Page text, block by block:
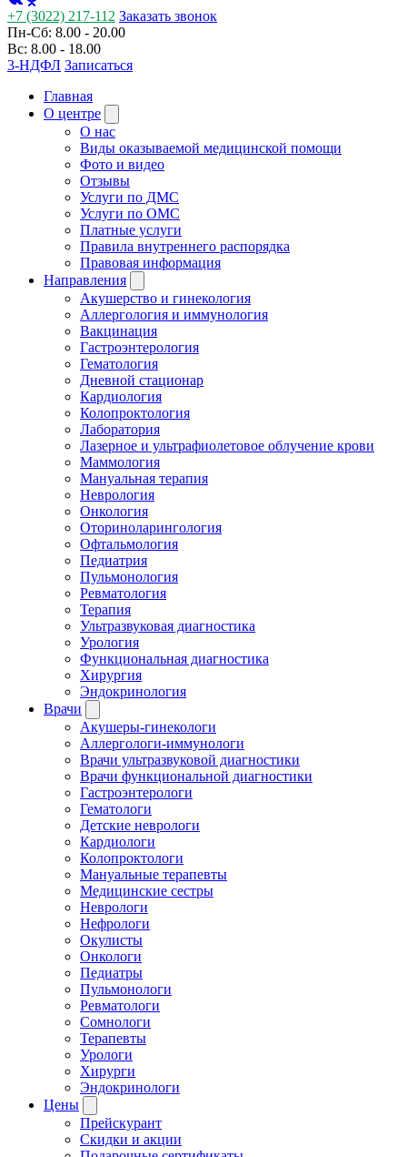
+7 (3022) 217-112 Заказать звонок
Пн-Сб: 8.00 - 20.00
Вс: 8.00 - 18.00
3-НДФЛ Записаться
Главная
О центре
О нас
Виды оказываемой медицинской помощи
Фото и видео
Отзывы
Услуги по ДМС
Услуги по ОМС
Платные услуги
Правила внутреннего распорядка
Правовая информация
Направления
Акушерство и гинекология
Аллергология и иммунология
Вакцинация
Гастроэнтерология
Гематология
Дневной стационар
Кардиология
Колопроктология
Лаборатория
Лазерное и ультрафиолетовое облучение крови
Маммология
Мануальная терапия
Неврология
Онкология
Оториноларингология
Офтальмология
Педиатрия
Пульмонология
Ревматология
Терапия
Ультразвуковая диагностика
Урология
Функциональная диагностика
Хирургия
Эндокринология
Врачи
Акушеры-гинекологи
Аллергологи-иммунологи
Врачи ультразвуковой диагностики
Врачи функциональной диагностики
Гастроэнтерологи
Гематологи
Детские неврологи
Кардиологи
Колопроктологи
Мануальные терапевты
Медицинские сестры
Неврологи
Нефрологи
Окулисты
Онкологи
Педиатры
Пульмонологи
Ревматологи
Сомнологи
Терапевты
Урологи
Хирурги
Эндокринологи
Цены
Прейскурант
Скидки и акции